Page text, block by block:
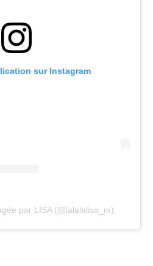
sur Instagram
par LISA (@lalalalisa_m)